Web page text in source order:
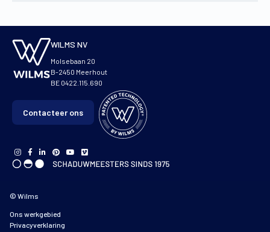
WILMS NV
Molsebaan 20
B-2450 Meerhout
BE 0422.115.690
Contacteer ons
© Wilms
Ons werkgebied
Privacyverklaring